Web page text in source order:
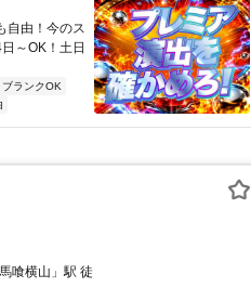
自由！今のス
～OK！土日
ブランクOK
喰横山」駅 徒